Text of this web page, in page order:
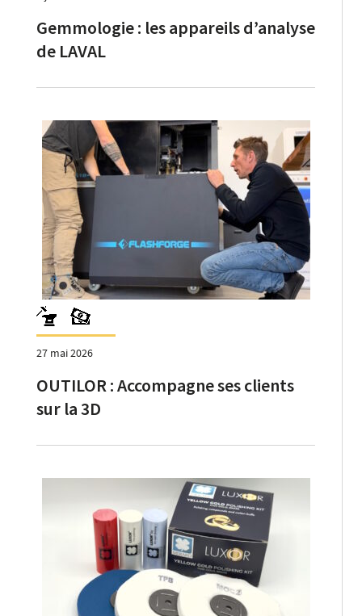
Gemmologie : les appareils d’analyse
de LAVAL
27 mai 2026
OUTILOR : Accompagne ses clients
sur la 3D